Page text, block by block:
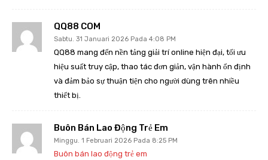
QQ88 COM
Sabtu. 31 Januari 2026 Pada 4:08 PM
QQ88 mang đến nền tảng giải trí online hiện đại, tối ưu
hiệu suất truy cập, thao tác đơn giản, vận hành ổn định
và đảm bảo sự thuận tiện cho người dùng trên nhiều
thiết bị.
Buôn Bán Lao Động Trẻ Em
Minggu. 1 Februari 2026 Pada 8:25 PM
Buôn bán lao động trẻ em